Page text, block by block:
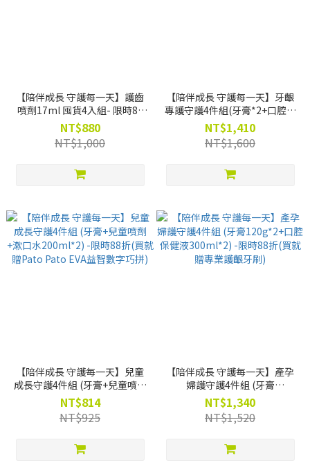
【陪伴成長 守護每一天】護齒
噴劑17ml 囤貨4入組- 限時88
折(買就贈漱口水葡萄口味
12ml*4)
NT$880
NT$1,000
【陪伴成長 守護每一天】牙齦
專護守護4件組(牙膏*2+口腔保
健液300ml*2)-限時88折(買就
贈專業護齦牙刷)
NT$1,410
NT$1,600
【陪伴成長 守護每一天】兒童
成長守護4件組 (牙膏+兒童噴劑
+漱口水200ml*2) -限時88折
(買就贈Pato Pato EVA益智數
字巧拼)
NT$814
NT$925
【陪伴成長 守護每一天】產孕
婦護守護4件組 (牙膏
120g*2+口腔保健液300ml*2)
-限時88折(買就贈專業護齦牙
刷)
NT$1,340
NT$1,520